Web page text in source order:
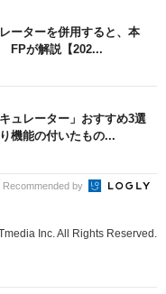
ーターを併用すると、本
FPが解説【202...
ュレーター」おすすめ3選
機能の付いたもの...
Recommended by
Inc. All Rights Reserved.